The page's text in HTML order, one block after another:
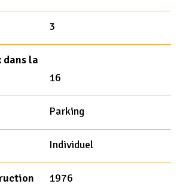
3
dans la
16
Parking
Individuel
1976